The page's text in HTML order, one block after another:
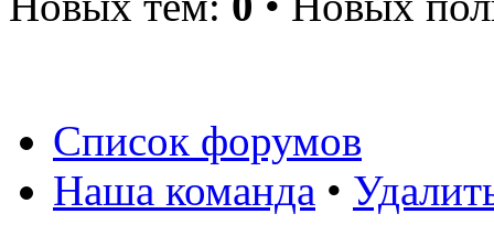
Список форумов
Наша команда •